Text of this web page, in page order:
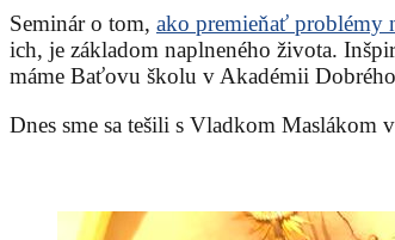
Seminár o tom, ako premieňať problémy
ich, je základom naplneného života.
máme Baťovu školu v Akadémii Dobrého
Dnes sme sa tešili s Vladkom